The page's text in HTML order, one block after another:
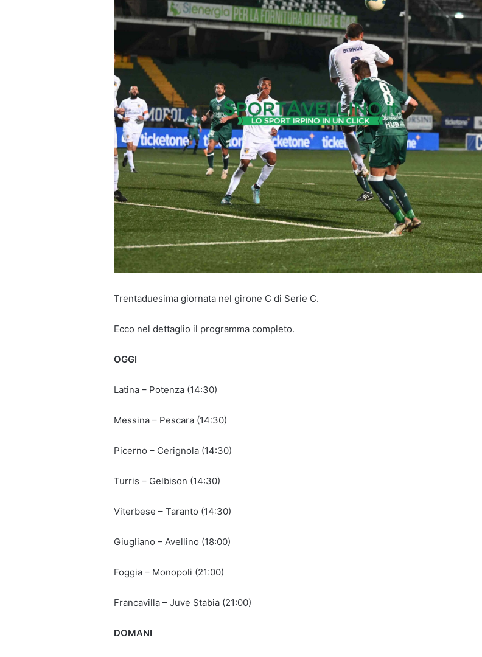
Trentaduesima giornata nel girone C di Serie C.
Ecco nel dettaglio il programma completo.
OGGI
Latina – Potenza (14:30)
Messina – Pescara (14:30)
Picerno – Cerignola (14:30)
Turris – Gelbison (14:30)
Viterbese – Taranto (14:30)
Giugliano – Avellino (18:00)
Foggia – Monopoli (21:00)
Francavilla – Juve Stabia (21:00)
DOMANI